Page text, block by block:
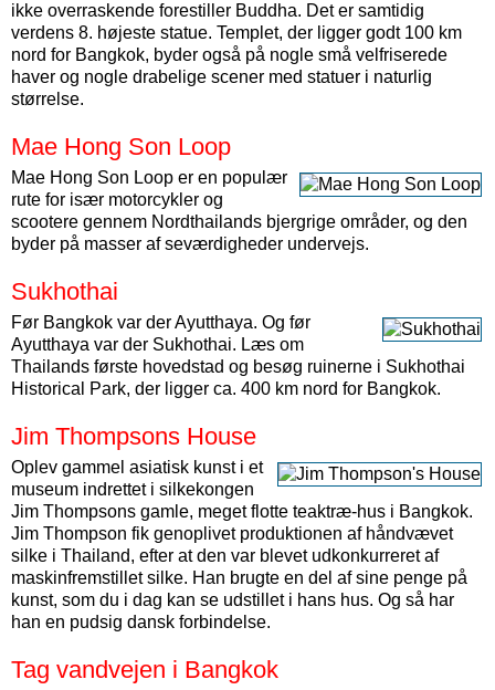
ikke overraskende forestiller Buddha. Det er samtidig
verdens 8. højeste statue. Templet, der ligger godt 100 km
nord for Bangkok, byder også på nogle små velfriserede
haver og nogle drabelige scener med statuer i naturlig
størrelse.
Mae Hong Son Loop
Mae Hong Son Loop er en populær
rute for især motorcykler og
scootere gennem Nordthailands bjergrige områder, og den
byder på masser af seværdigheder undervejs.
Sukhothai
Før Bangkok var der Ayutthaya. Og før
Ayutthaya var der Sukhothai. Læs om
Thailands første hovedstad og besøg ruinerne i Sukhothai
Historical Park, der ligger ca. 400 km nord for Bangkok.
Jim Thompsons House
Oplev gammel asiatisk kunst i et
museum indrettet i silkekongen
Jim Thompsons gamle, meget flotte teaktræ-hus i Bangkok.
Jim Thompson fik genoplivet produktionen af håndvævet
silke i Thailand, efter at den var blevet udkonkurreret af
maskinfremstillet silke. Han brugte en del af sine penge på
kunst, som du i dag kan se udstillet i hans hus. Og så har
han en pudsig dansk forbindelse.
Tag vandvejen i Bangkok